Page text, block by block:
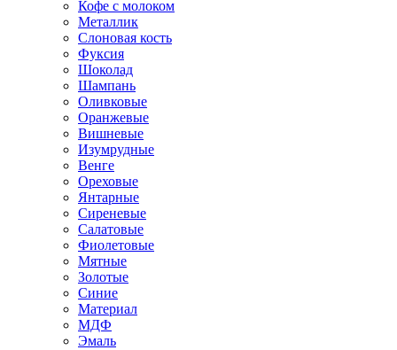
Кофе с молоком
Металлик
Слоновая кость
Фуксия
Шоколад
Шампань
Оливковые
Оранжевые
Вишневые
Изумрудные
Венге
Ореховые
Янтарные
Сиреневые
Салатовые
Фиолетовые
Мятные
Золотые
Синие
Материал
МДФ
Эмаль